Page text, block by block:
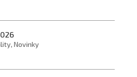
, Novinky